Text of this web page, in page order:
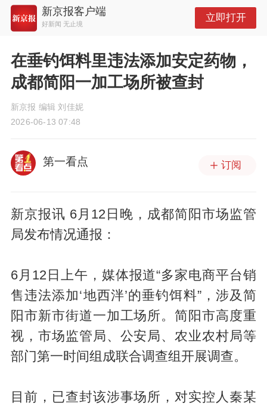
新京报客户端
好新闻 无止境
立即打开
在垂钓饵料里违法添加安定药物，
成都简阳一加工场所被查封
新京报 编辑 刘佳妮
2026-06-13 07:48
第一看点 订阅
新京报讯 6月12日晚，成都简阳市场监管
局发布情况通报：
6月12日上午，媒体报道“多家电商平台销
售违法添加‘地西泮’的垂钓饵料”，涉及简
阳市新市街道一加工场所。简阳市高度重
视，市场监管局、公安局、农业农村局等
部门第一时间组成联合调查组开展调查。
目前，已查封该涉事场所，对实控人秦某